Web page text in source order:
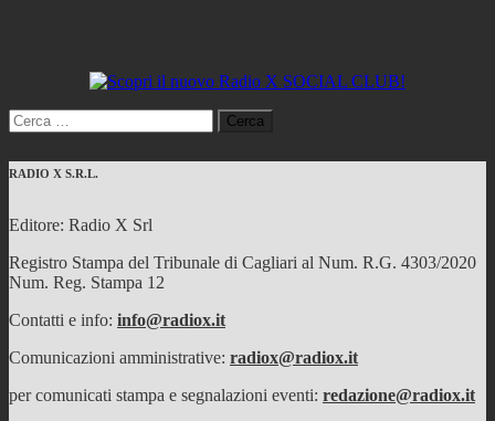
Ricerca
per:
RADIO X S.R.L.
Editore: Radio X Srl
Registro Stampa del Tribunale di Cagliari al Num. R.G. 4303/2020
Num. Reg. Stampa 12
Contatti e info: info@radiox.it
Comunicazioni amministrative: radiox@radiox.it
per comunicati stampa e segnalazioni eventi: redazione@radiox.it